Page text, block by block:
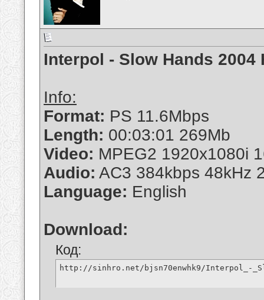
Interpol - Slow Hands 2004
Info:
Format: PS 11.6Mbps
Length: 00:03:01 269Mb
Video: MPEG2 1920x1080i
Audio: AC3 384kbps 48kHz
Language: English
Download:
Код:
http://sinhro.net/bjsn70enwhk9/Interpol_-